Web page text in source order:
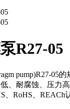
R27-05
pump)R27-05
、耐腐蚀、压力
、RoHS、REACh